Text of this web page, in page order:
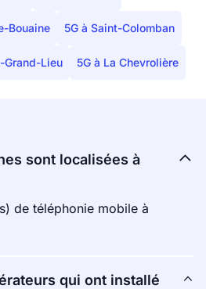
Bouaine 5G à Saint-Colomban
Grand-Lieu 5G à La Chevrolière
sont localisées à
de téléphonie mobile à
qui ont installé